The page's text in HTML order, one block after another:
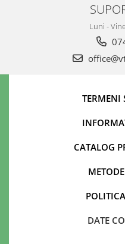
Luni -
TERMENI
CATALOG
DATE